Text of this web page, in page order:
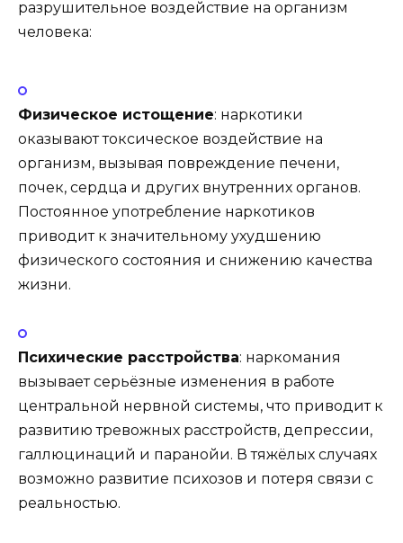
разрушительное воздействие на организм
человека:
Физическое истощение: наркотики
оказывают токсическое воздействие на
организм, вызывая повреждение печени,
почек, сердца и других внутренних органов.
Постоянное употребление наркотиков
приводит к значительному ухудшению
физического состояния и снижению качества
жизни.
Психические расстройства: наркомания
вызывает серьёзные изменения в работе
центральной нервной системы, что приводит к
развитию тревожных расстройств, депрессии,
галлюцинаций и паранойи. В тяжёлых случаях
возможно развитие психозов и потеря связи с
реальностью.